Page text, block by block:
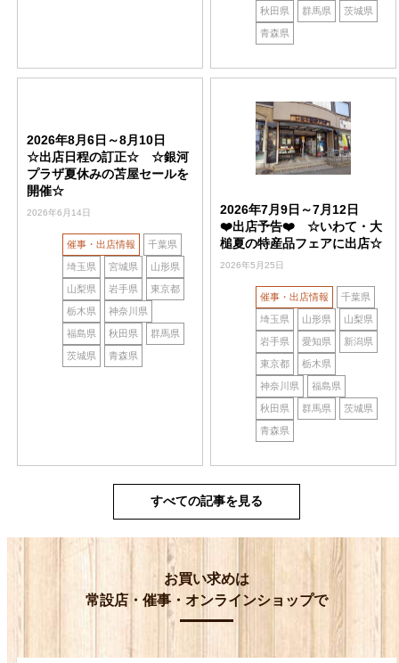
秋田県 群馬県 茨城県
青森県
2026年8月6日～8月10日
☆出店日程の訂正☆ ☆銀河
プラザ夏休みの苫屋セールを
開催☆
2026年6月14日
催事・出店情報 千葉県
埼玉県 宮城県 山形県
山梨県 岩手県 東京都
栃木県 神奈川県
福島県 秋田県 群馬県
茨城県 青森県
2026年7月9日～7月12日
❤️出店予告❤️ ☆いわて・大
槌夏の特産品フェアに出店☆
2026年5月25日
催事・出店情報 千葉県
埼玉県 山形県 山梨県
岩手県 愛知県 新潟県
東京都 栃木県
神奈川県 福島県
秋田県 群馬県 茨城県
青森県
すべての記事を見る
お買い求めは
常設店・催事・オンラインショップで